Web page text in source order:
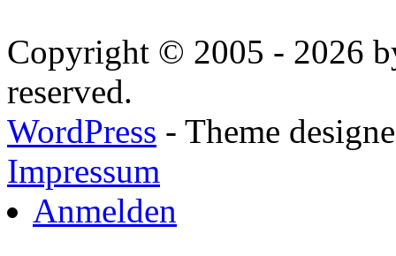
Copyright © 2005 - 2026
reserved.
WordPress - Theme
Impressum
Anmelden